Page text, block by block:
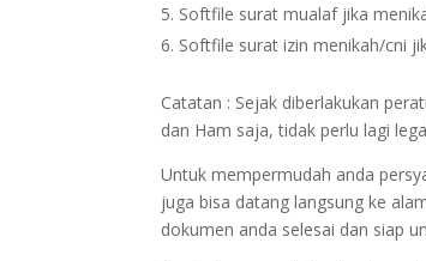
Softfile surat mualaf jika
Softfile surat izin menikah/cni
Catatan : Sejak diberlakukan
dan Ham saja, tidak perlu lagi
Untuk mempermudah anda
juga bisa datang langsung ke
dokumen anda selesai dan siap